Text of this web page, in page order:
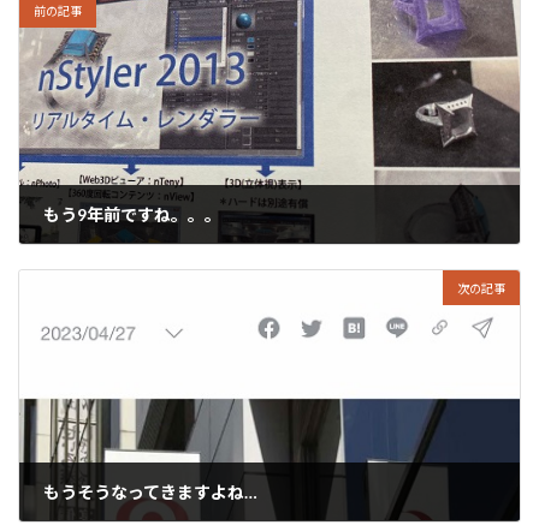
前の記事
もう9年前ですね。。。
次の記事
もうそうなってきますよね…